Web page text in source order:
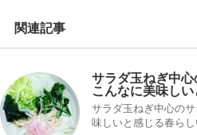
関連記事
サラダ玉ねぎ中心
こんなに美味し
サラダ玉ねぎ中心の
味しいと感じる春ら